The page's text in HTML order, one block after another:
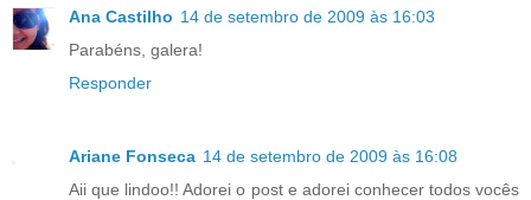
Ana Castilho 14 de setembro de 2009 às 16:03
Parabéns, galera!
Responder
Ariane Fonseca 14 de setembro de 2009 às 16:08
Aii que lindoo!! Adorei o post e adorei conhecer todos vocês